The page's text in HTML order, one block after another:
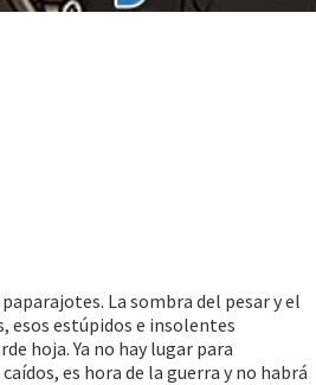
La sombra del pesar y el
esos estúpidos e insolentes
hoja. Ya no hay lugar para
es hora de la guerra y no habrá